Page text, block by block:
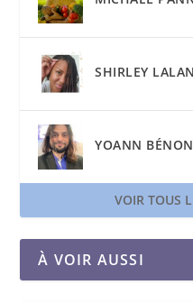
SHIRLEY
YOANN
VOIR TOUS
À VOIR AUSSI